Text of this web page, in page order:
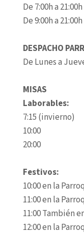
De 7:00h a
De 9:00h a
DESPACHO
De Lunes a
MISAS
Laborables:
7:15 (invierno)
10:00
20:00
Festivos:
10:00 en la
11:00 en la
11:00 También
12:00 en la